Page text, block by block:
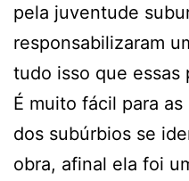
pela juventude
responsabilizaram
tudo isso que essas
É muito fácil para
dos subúrbios se
obra, afinal ela foi